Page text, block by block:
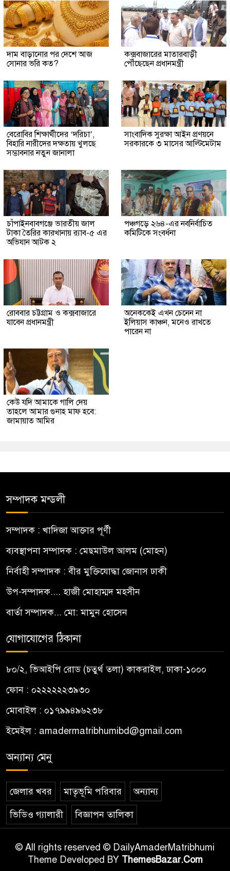
দাম বাড়ানোর পর দেশে আজ
সোনার ভরি কত?
কক্সবাজারের মাতারবাড়ী
পৌঁছেছেন প্রধানমন্ত্রী
বেরোবির শিক্ষার্থীদের ‘দরিচা’,
বিহারি নারীদের দক্ষতায় খুলছে
সম্ভাবনার নতুন জানালা
সাংবাদিক সুরক্ষা আইন প্রণয়নে
সরকারকে ৩ মাসের আল্টিমেটাম
চাঁপাইনবাবগঞ্জে ভারতীয় জাল
টাকা তৈরির কারখানায় র‍্যাব-৫ এর
অভিযান আটক ২
পঞ্চগড়ে ২৬৪-এর নবনির্বাচিত
কমিটিকে সংবর্ধনা
রোববার চট্টগ্রাম ও কক্সবাজারে
যাবেন প্রধানমন্ত্রী
অনেককেই এখন চেনেন না
ইলিয়াস কাঞ্চন, মনেও রাখতে
পারেন না
কেউ যদি আমাকে গালি দেয়
তাহলে আমার গুনাহ মাফ হবে:
জামায়াত আমির
সম্পাদক মন্ডলী
সম্পাদক : খাদিজা আক্তার পূর্ণী
ব্যবস্থাপনা সম্পাদক : মেছমাউল আলম (মোহন)
নির্বাহী সম্পাদক : বীর মুক্তিযোদ্ধা জোনাস ঢাকী
উপ-সম্পাদক.... হাজী মোহাম্মদ মহসীন
বার্তা সম্পাদক... মো: মামুন হোসেন
যোগাযোগের ঠিকানা
৮০/২, ভিআইপি রোড (চতুর্থ তলা) কাকরাইল, ঢাকা-১০০০
ফোন : ০২২২২২২৩৯৩০
মোবাইল : ০১৭৯৯৪৯৬২৩৮
ইমেইল : amadermatribhumibd@gmail.com
অন্যান্য মেনু
জেলার খবর মাতৃভূমি পরিবার অন্যান্য
ভিডিও গ্যালারী বিজ্ঞাপন তালিকা
© All rights reserved © DailyAmaderMatribhumi
Theme Developed BY ThemesBazar.Com